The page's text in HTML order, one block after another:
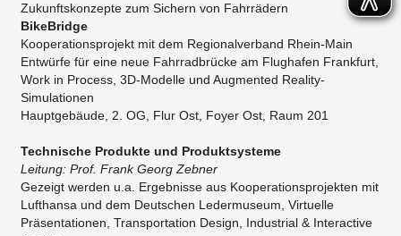
​Zukunftskonzepte zum Sichern von Fahrrädern
BikeBridge
Kooperationsprojekt mit dem Regionalverband Rhein-Main
Entwürfe für eine neue Fahrradbrücke am Flughafen Frankfurt,
Work in Process, 3D-Modelle und Augmented Reality-
Simulationen
​Hauptgebäude, 2. OG, Flur Ost, Foyer Ost, Raum 201
Technische Produkte und Produktsysteme
Leitung: Prof. Frank Georg Zebner
Gezeigt werden u.a. Ergebnisse aus Kooperationsprojekten mit
Lufthansa und dem Deutschen Ledermuseum, Virtuelle
Präsentationen, Transportation Design, Industrial & Interactive